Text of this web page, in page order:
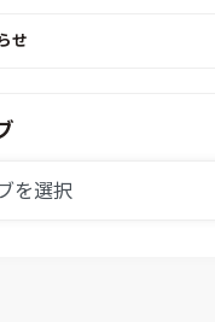
ェア開発プラットフォーム
レーション
せ
らせ